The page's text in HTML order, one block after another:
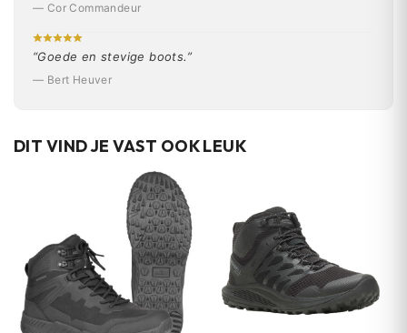
— Cor Commandeur
“Goede en stevige boots.”
— Bert Heuver
DIT VIND JE VAST OOK LEUK